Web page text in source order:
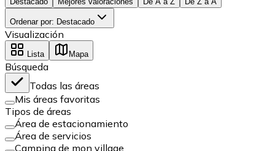
Ordenar por: Destacado
Visualización
Lista Mapa
Búsqueda
Todas las áreas
Mis áreas favoritas
Tipos de áreas
Área de estacionamiento
Área de servicios
Camping de mon village